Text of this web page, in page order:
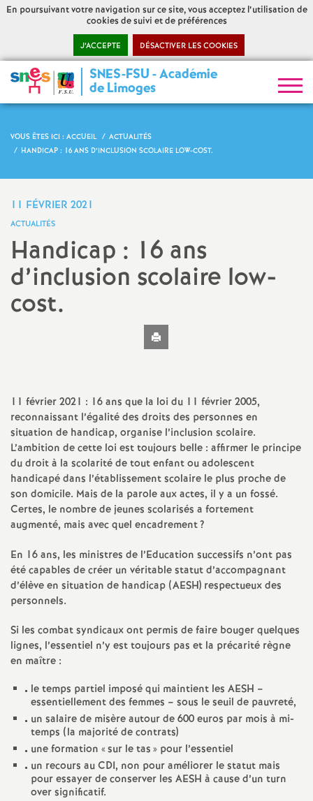
En poursuivant votre navigation sur ce site, vous acceptez l’utilisation de
cookies de suivi et de préférences
J’ACCEPTE DÉSACTIVER LES COOKIES
SNES-FSU - Académie
de Limoges
d
c
a
t
i
o
n
a
l
d
e
s
E
VOUS ÊTES ICI : ACCUEIL
ACTUALITÉS
HANDICAP : 16 ANS D’INCLUSION SCOLAIRE LOW-COST.
11 FÉVRIER 2021
ACTUALITÉS
Handicap : 16 ans
d’inclusion scolaire low-
cost.
Imprimer
l'article
11 février 2021 : 16 ans que la loi du 11 février 2005,
reconnaissant l’égalité des droits des personnes en
situation de handicap, organise l’inclusion scolaire.
L’ambition de cette loi est toujours belle : affirmer le principe
du droit à la scolarité de tout enfant ou adolescent
handicapé dans l’établissement scolaire le plus proche de
son domicile. Mais de la parole aux actes, il y a un fossé.
Certes, le nombre de jeunes scolarisés a fortement
augmenté, mais avec quel encadrement?
En 16 ans, les ministres de l’Education successifs n’ont pas
été capables de créer un véritable statut d’accompagnant
d’élève en situation de handicap (AESH) respectueux des
personnels.
Si les combat syndicaux ont permis de faire bouger quelques
lignes, l’essentiel n’y est toujours pas et la précarité règne
en maître :
le temps partiel imposé qui maintient les AESH –
essentiellement des femmes – sous le seuil de pauvreté,
un salaire de misère autour de 600 euros par mois à mi-
temps (la majorité de contrats)
une formation «sur le tas» pour l’essentiel
un recours au CDI, non pour améliorer le statut mais
pour essayer de conserver les AESH à cause d’un turn
over significatif.